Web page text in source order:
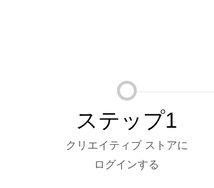
ステップ1
クリエイティブ ストアに
ログインする